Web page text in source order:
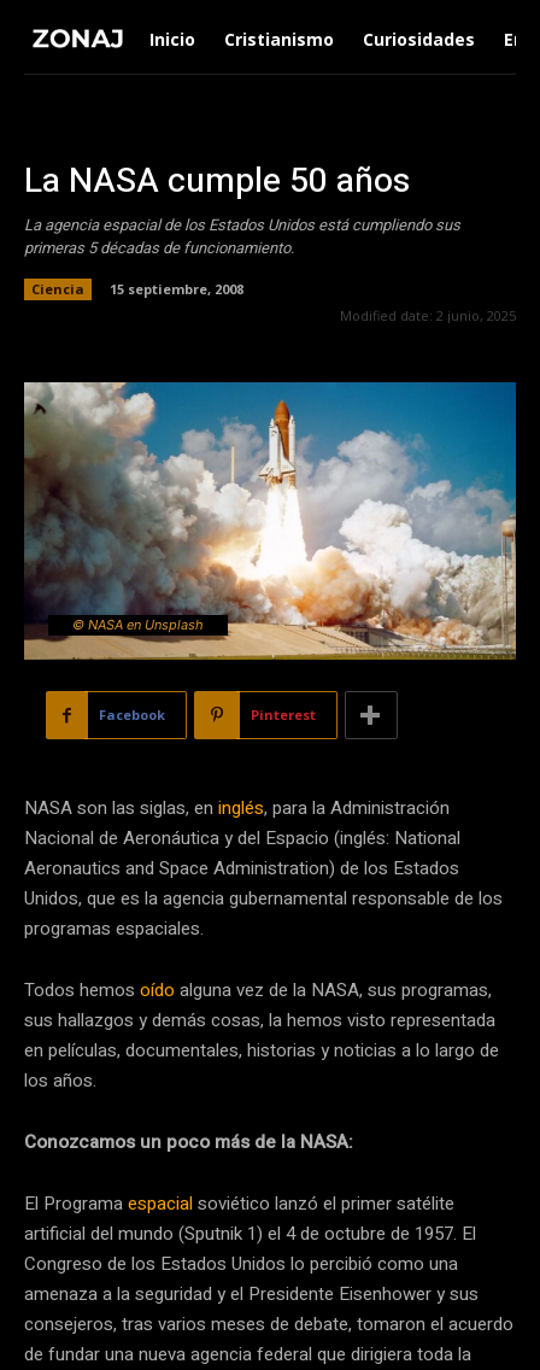
Inicio Cristianismo Curiosidades
La NASA cumple 50 años
La agencia espacial de los Estados Unidos está cumpliendo sus
primeras 5 décadas de funcionamiento.
Ciencia
15 septiembre, 2008
Modified date: 2 junio, 2025
© NASA en Unsplash
Facebook Pinterest
NASA son las siglas, en inglés, para la Administración
Nacional de Aeronáutica y del Espacio (inglés: National
Aeronautics and Space Administration) de los Estados
Unidos, que es la agencia gubernamental responsable de los
programas espaciales.
Todos hemos oído alguna vez de la NASA, sus programas,
sus hallazgos y demás cosas, la hemos visto representada
en películas, documentales, historias y noticias a lo largo de
los años.
Conozcamos un poco más de la NASA:
El Programaespacialsoviético lanzó el primer satélite
artificial del mundo (Sputnik 1) el 4 de octubre de 1957. El
Congreso de los Estados Unidos lo percibió como una
amenaza a la seguridad y el Presidente Eisenhower y sus
consejeros, tras varios meses de debate, tomaron el acuerdo
de fundar una nueva agencia federal que dirigiera toda la